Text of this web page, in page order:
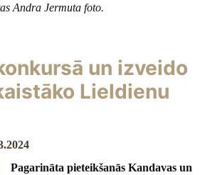
Andra Jermuta foto.
un izveido
Lieldienu
Pagarināta pieteikšanās Kandavas un